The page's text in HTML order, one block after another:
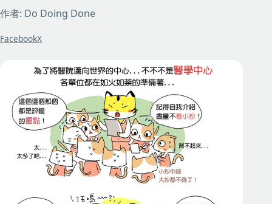
作者: Do Doing Done
FacebookX